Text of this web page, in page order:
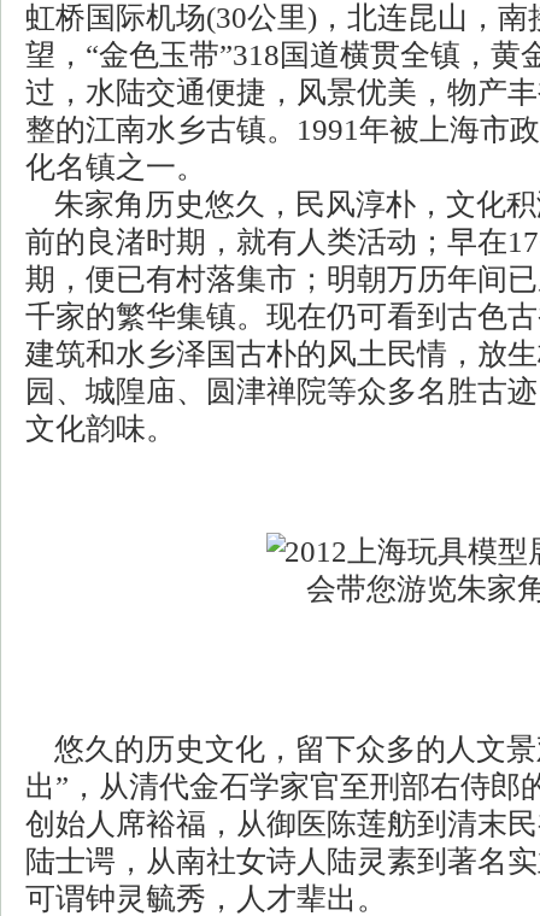
虹桥国际机场(30公里)，北连昆山，南
望，“金色玉带”318国道横贯全镇，黄
过，水陆交通便捷，风景优美，物产
整的江南水乡古镇。1991年被上海市
化名镇之一。
朱家角历史悠久，民风淳朴，文化
前的良渚时期，就有人类活动；早在
期，便已有村落集市；明朝万历年间
千家的繁华集镇。现在仍可看到古色
建筑和水乡泽国古朴的风土民情，放
园、城隍庙、圆津禅院等众多名胜古
文化韵味。
悠久的历史文化，留下众多的人文
出”，从清代金石学家官至刑部右侍郎
创始人席裕福，从御医陈莲舫到清末
陆士谔，从南社女诗人陆灵素到著名
可谓钟灵毓秀，人才辈出。